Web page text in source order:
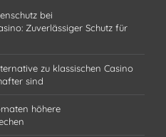
bei
Zuverlässiger Schutz für
zu klassischen Casino
sind
höhere